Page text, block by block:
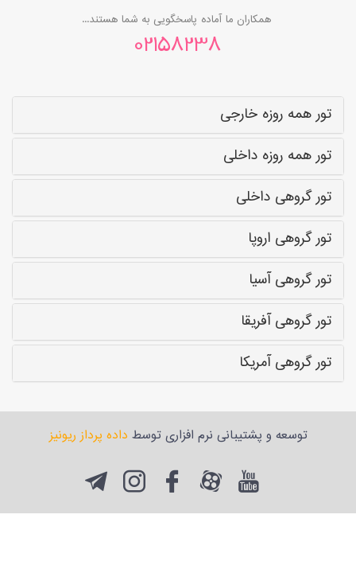
همکاران ما آماده پاسخگویی به شما هستند...
02158238
تور همه روزه خارجی
تور همه روزه داخلی
تور گروهی داخلی
تور گروهی اروپا
تور گروهی آسیا
تور گروهی آفریقا
تور گروهی آمریکا
توسعه و پشتیبانی نرم افزاری توسط داده پرداز ریونیز